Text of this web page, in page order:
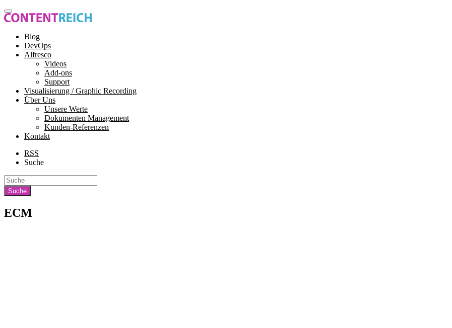
Blog
DevOps
Alfresco
Videos
Add-ons
Support
Visualisierung / Graphic Recording
Über Uns
Unsere Werte
Dokumenten Management
Kunden-Referenzen
Kontakt
RSS
Suche
ECM